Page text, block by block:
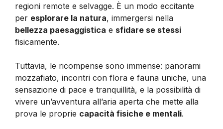
regioni remote e selvagge. È un modo eccitante
per esplorare la natura, immergersi nella
bellezza paesaggistica e sfidare se stessi
fisicamente.
Tuttavia, le ricompense sono immense: panorami
mozzafiato, incontri con flora e fauna uniche, una
sensazione di pace e tranquillità, e la possibilità di
vivere un’avventura all’aria aperta che mette alla
prova le proprie capacità fisiche e mentali.